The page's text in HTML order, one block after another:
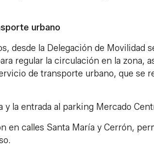
urbano
desde la Delegación de Movilidad
regular la circulación en la zona,
de transporte urbano, que se
y la entrada al parking Mercado
en calles Santa María y Cerrón,